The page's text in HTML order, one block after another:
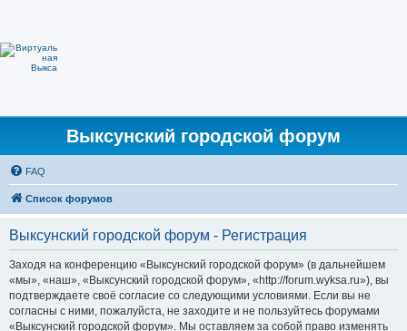
Выксунский городской форум
FAQ
Список форумов
Выксунский городской форум - Регистрация
Заходя на конференцию «Выксунский городской форум» (в дальнейшем
«мы», «наш», «Выксунский городской форум», «http://forum.wyksa.ru»), вы
подтверждаете своё согласие со следующими условиями. Если вы не
согласны с ними, пожалуйста, не заходите и не пользуйтесь форумами
«Выксунский городской форум». Мы оставляем за собой право изменять